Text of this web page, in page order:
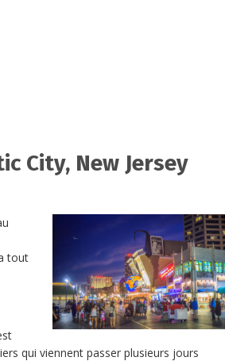
City, New Jersey
tout
qui viennent passer plusieurs jours